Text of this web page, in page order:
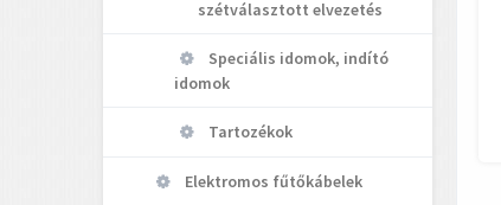
szétválasztott elvezetés
Speciális idomok, indító
idomok
Tartozékok
Elektromos fűtőkábelek